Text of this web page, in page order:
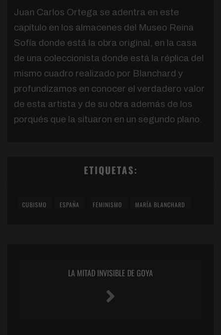
Juan Carlos Ortega se adentra en este
capítulo en los almacenes del Museo Reina
Sofía donde está la obra original, en la casa
de una coleccionista donde está la réplica del
mismo cuadro realizado por Blanchard y
profundizamos en conocer el verdadero valor
de esta artista y de su obra además de los
porqués que la situaron en un segundo plano.
ETIQUETAS:
CUBISMO ESPAÑA FEMINISMO MARÍA BLANCHARD
LA MITAD INVISIBLE DE GOYA